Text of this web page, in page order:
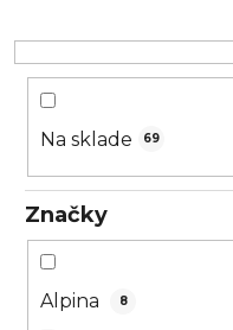
r
o
o
Na sklade 69
Značky
Alpina 8